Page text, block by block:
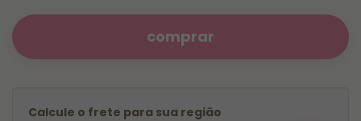
comprar
Calcule o frete para sua região